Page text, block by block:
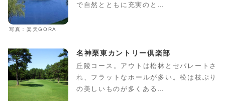
写真：楽天GORA
で自然とともに充実のと…
名神栗東カントリー倶楽部
丘陵コース。アウトは松林とセパレートさ
れ、フラットなホールが多い。松は枝ぶり
の美しいものが多くある…